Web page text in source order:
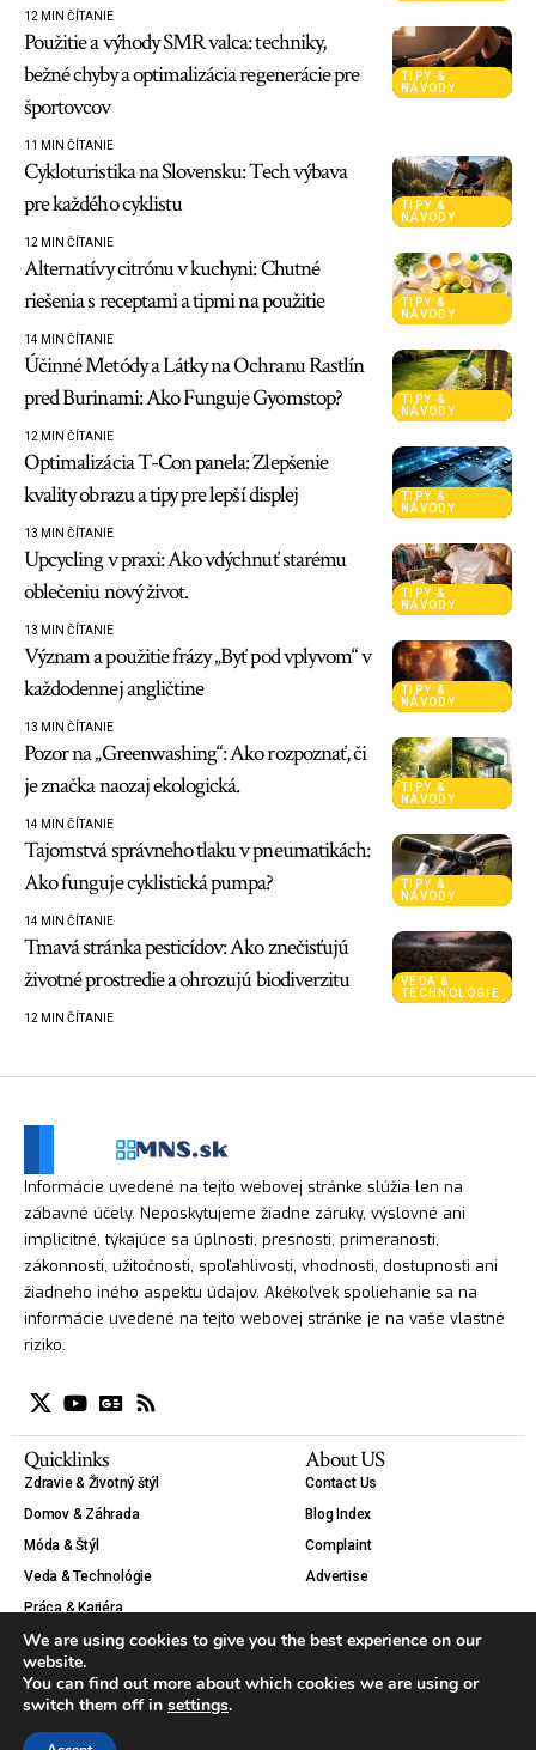
12 MIN ČÍTANIE
TIPY &
NÁVODY
Použitie a výhody SMR valca: techniky,
bežné chyby a optimalizácia regenerácie pre
športovcov
11 MIN ČÍTANIE
TIPY &
NÁVODY
Cykloturistika na Slovensku: Tech výbava
pre každého cyklistu
12 MIN ČÍTANIE
TIPY &
NÁVODY
Alternatívy citrónu v kuchyni: Chutné
riešenia s receptami a tipmi na použitie
14 MIN ČÍTANIE
TIPY &
NÁVODY
Účinné Metódy a Látky na Ochranu Rastlín
pred Burinami: Ako Funguje Gyomstop?
12 MIN ČÍTANIE
TIPY &
NÁVODY
Optimalizácia T-Con panela: Zlepšenie
kvality obrazu a tipy pre lepší displej
13 MIN ČÍTANIE
TIPY &
NÁVODY
Upcycling v praxi: Ako vdýchnuť starému
oblečeniu nový život.
13 MIN ČÍTANIE
TIPY &
NÁVODY
Význam a použitie frázy „Byť pod vplyvom“ v
každodennej angličtine
13 MIN ČÍTANIE
TIPY &
NÁVODY
Pozor na „Greenwashing“: Ako rozpoznať, či
je značka naozaj ekologická.
14 MIN ČÍTANIE
TIPY &
NÁVODY
Tajomstvá správneho tlaku v pneumatikách:
Ako funguje cyklistická pumpa?
14 MIN ČÍTANIE
VEDA &
TECHNOLÓGIE
Tmavá stránka pesticídov: Ako znečisťujú
životné prostredie a ohrozujú biodiverzitu
12 MIN ČÍTANIE
Informácie uvedené na tejto webovej stránke slúžia len na
zábavné účely. Neposkytujeme žiadne záruky, výslovné ani
implicitné, týkajúce sa úplnosti, presnosti, primeranosti,
zákonnosti, užitočnosti, spoľahlivosti, vhodnosti, dostupnosti ani
žiadneho iného aspektu údajov. Akékoľvek spoliehanie sa na
informácie uvedené na tejto webovej stránke je na vaše vlastné
riziko.
Quicklinks
Zdravie & Životný štýl
Domov & Záhrada
Móda & Štýl
Veda & Technológie
Práca & Kariéra
Krása
Auto & Moto
Tipy & Návody
About US
Contact Us
Blog Index
Complaint
Advertise
We are using cookies to give you the best experience on our
website.
You can find out more about which cookies we are using or
switch them off in settings.